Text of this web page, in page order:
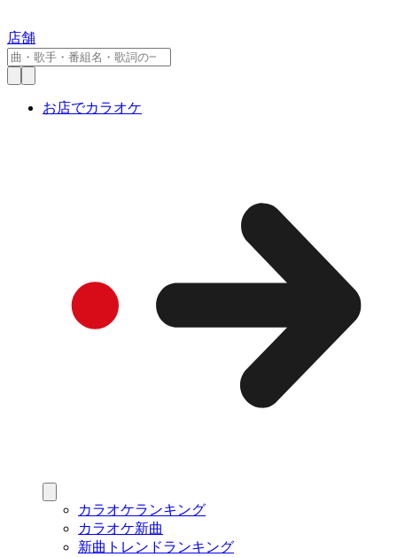
店舗
お店でカラオケ
カラオケランキング
カラオケ新曲
新曲トレンドランキング